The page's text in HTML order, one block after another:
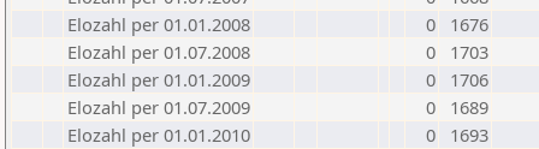
Elozahl per 01.01.2008
0
1676
Elozahl per 01.07.2008
0
1703
Elozahl per 01.01.2009
0
1706
Elozahl per 01.07.2009
0
1689
Elozahl per 01.01.2010
0
1693